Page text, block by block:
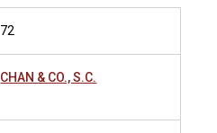
72
CHAN & CO., S.C.